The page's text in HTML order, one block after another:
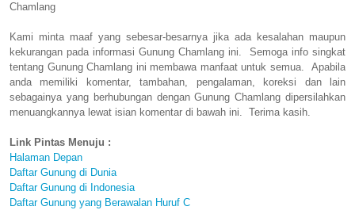
Chamlang
Kami minta maaf yang sebesar-besarnya jika ada kesalahan maupun
kekurangan pada informasi Gunung Chamlang ini. Semoga info singkat
tentang Gunung Chamlang ini membawa manfaat untuk semua. Apabila
anda memiliki komentar, tambahan, pengalaman, koreksi dan lain
sebagainya yang berhubungan dengan Gunung Chamlang dipersilahkan
menuangkannya lewat isian komentar di bawah ini. Terima kasih.
Link Pintas Menuju :
Halaman Depan
Daftar Gunung di Dunia
Daftar Gunung di Indonesia
Daftar Gunung yang Berawalan Huruf C